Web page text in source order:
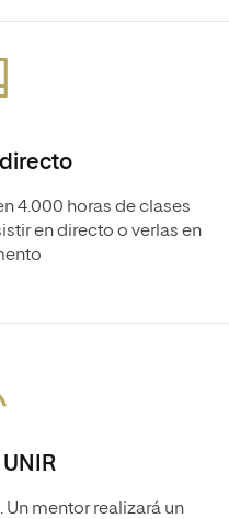
4.000 horas de clases
en directo o verlas en
Un mentor realizará un